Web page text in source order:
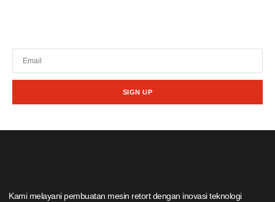
SIGN UP
Kami melayani pembuatan mesin retort dengan inovasi teknologi